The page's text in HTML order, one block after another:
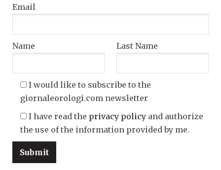
Email
Name Last Name
I would like to subscribe to the
giornaleorologi.com newsletter
I have read the privacy policy and authorize
the use of the information provided by me.